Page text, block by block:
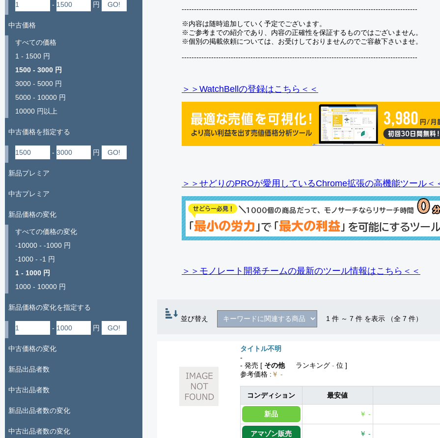
------------------------------------------------------------------------------------------------
※内容は随時追加していく予定でございます。
※ご参考までの紹介であり、内容の正確性を保証するものではございません。
※個別の掲載依頼については、お受けしておりませんのでご容赦下さいませ。
------------------------------------------------------------------------------------------------
＞＞WatchBellの登録はこちら＜＜
＞＞せどりのPROが愛用しているChrome拡張の高機能ツール＜
＞＞モノレート開発チームの最新のツール情報はこちら＜＜
並び替え 1 件 ～ 7 件 を表示 （全 7 件）
タイトル不明
-
- 発売 [ その他 ランキング - 位 ]
参考価格 : ￥ -
コンディション 最安値
新品 ￥ -
アマゾン販売 ￥ -
- 円
中古価格
すべての価格
1 - 1500 円
1500 - 3000 円
3000 - 5000 円
5000 - 10000 円
10000 円以上
中古価格を指定する
- 円
新品プレミア
中古プレミア
新品価格の変化
すべての価格の変化
-10000 - -1000 円
-1000 - -1 円
1 - 1000 円
1000 - 10000 円
新品価格の変化を指定する
- 円
中古価格の変化
新品出品者数
中古出品者数
新品出品者数の変化
中古出品者数の変化